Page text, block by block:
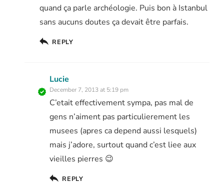
quand ça parle archéologie. Puis bon à Istanbul
sans aucuns doutes ça devait être parfais.
REPLY
Lucie
December 7, 2013 at 5:19 pm
C’etait effectivement sympa, pas mal de
gens n’aiment pas particulierement les
musees (apres ca depend aussi lesquels)
mais j’adore, surtout quand c’est liee aux
vieilles pierres 😉
REPLY